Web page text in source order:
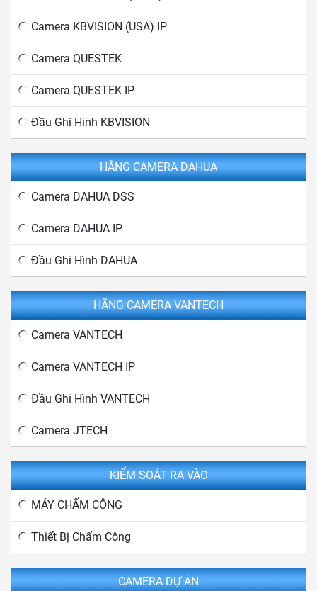
Camera KBVISION (USA) IP
Camera QUESTEK
Camera QUESTEK IP
Đầu Ghi Hình KBVISION
HÃNG CAMERA DAHUA
Camera DAHUA DSS
Camera DAHUA IP
Đầu Ghi Hình DAHUA
HÃNG CAMERA VANTECH
Camera VANTECH
Camera VANTECH IP
Đầu Ghi Hình VANTECH
Camera JTECH
KIỂM SOÁT RA VÀO
MÁY CHẤM CÔNG
Thiết Bị Chấm Công
CAMERA DỰ ÁN